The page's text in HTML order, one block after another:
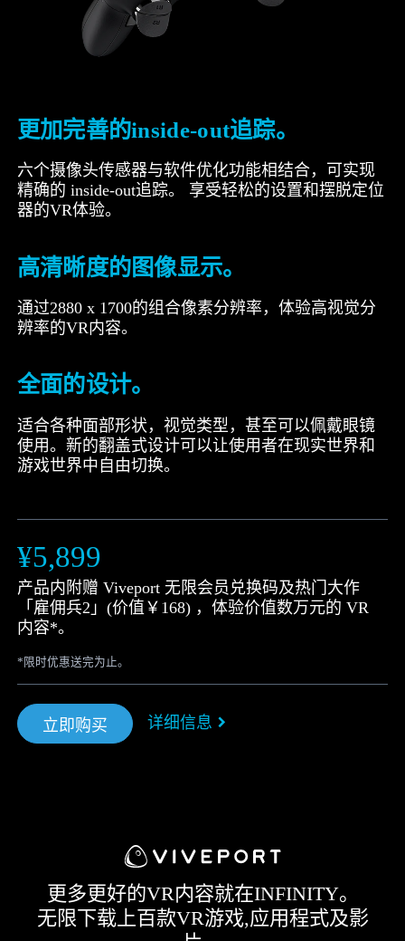
更加完善的inside-out追踪。
六个摄像头传感器与软件优化功能相结合，可实现
精确的 inside-out追踪。 享受轻松的设置和摆脱定位
器的VR体验。
高清晰度的图像显示。
通过2880 x 1700的组合像素分辨率，体验高视觉分
辨率的VR内容。
全面的设计。
适合各种面部形状，视觉类型，甚至可以佩戴眼镜
使用。新的翻盖式设计可以让使用者在现实世界和
游戏世界中自由切换。
¥5,899
产品内附赠 Viveport 无限会员兑换码及热门大作
「雇佣兵2」(价值￥168) ，体验价值数万元的 VR
内容*。
*限时优惠送完为止。
立即购买 详细信息
更多更好的VR内容就在INFINITY。
无限下载上百款VR游戏,应用程式及影